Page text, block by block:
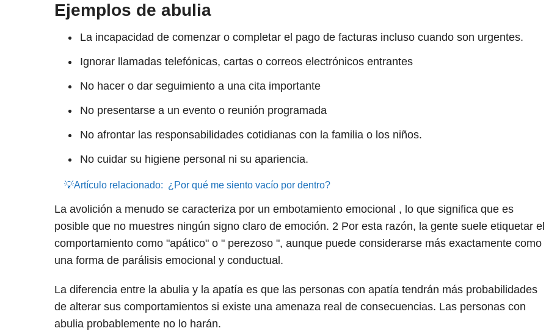
Ejemplos de abulia
La incapacidad de comenzar o completar el pago de facturas incluso cuando son urgentes.
Ignorar llamadas telefónicas, cartas o correos electrónicos entrantes
No hacer o dar seguimiento a una cita importante
No presentarse a un evento o reunión programada
No afrontar las responsabilidades cotidianas con la familia o los niños.
No cuidar su higiene personal ni su apariencia.
💡Artículo relacionado: ¿Por qué me siento vacío por dentro?
La avolición a menudo se caracteriza por un embotamiento emocional , lo que significa que es
posible que no muestres ningún signo claro de emoción. 2Por esta razón, la gente suele etiquetar el
comportamiento como "apático" o " perezoso ", aunque puede considerarse más exactamente como
una forma de parálisis emocional y conductual.
La diferencia entre la abulia y la apatía es que las personas con apatía tendrán más probabilidades
de alterar sus comportamientos si existe una amenaza real de consecuencias. Las personas con
abulia probablemente no lo harán.